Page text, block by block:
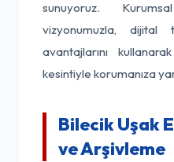
sunuyoruz.
vizyonumuzla, dijital
avantajlarını
kesintiyle korumanıza
Bilecik Uşak
ve Arşivleme